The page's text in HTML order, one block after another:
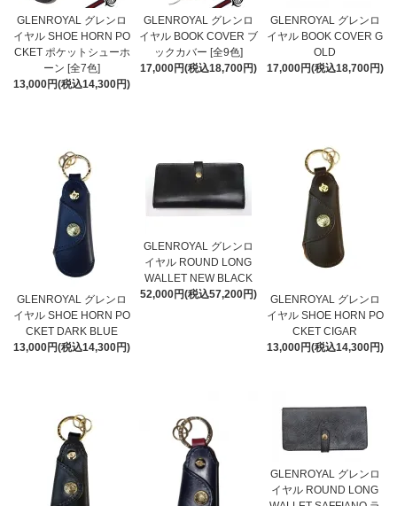
GLENROYAL グレンロ
イヤル SHOE HORN PO
CKET ポケットシューホ
ーン [全7色]
13,000円(税込14,300円)
GLENROYAL グレンロ
イヤル BOOK COVER ブ
ックカバー [全9色]
17,000円(税込18,700円)
GLENROYAL グレンロ
イヤル BOOK COVER G
OLD
17,000円(税込18,700円)
GLENROYAL グレンロ
イヤル SHOE HORN PO
CKET DARK BLUE
13,000円(税込14,300円)
GLENROYAL グレンロ
イヤル ROUND LONG
WALLET NEW BLACK
52,000円(税込57,200円)
GLENROYAL グレンロ
イヤル SHOE HORN PO
CKET CIGAR
13,000円(税込14,300円)
GLENROYAL グレンロ
イヤル ROUND LONG